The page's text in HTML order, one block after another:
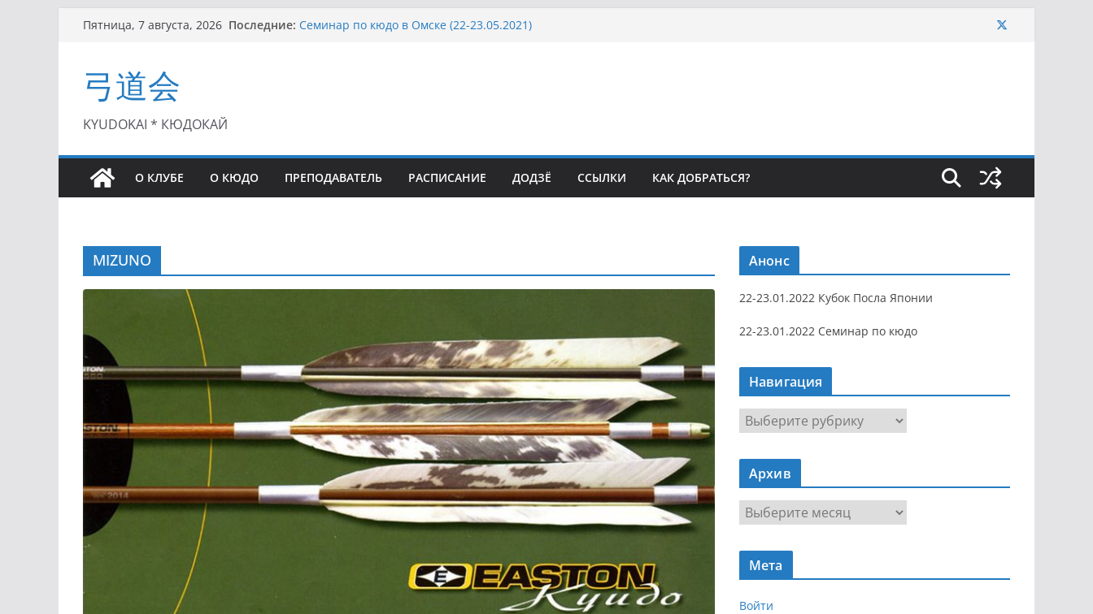
Перейти
Пятница, 7 августа, 2026 Последние: Семинар по кюдо в Омске (22-23.05.2021)
弓道会
KYUDOKAI * КЮДОКАЙ
О КЛУБЕ О КЮДО ПРЕПОДАВАТЕЛЬ РАСПИСАНИЕ ДОДЗЁ ССЫЛКИ КАК ДОБРАТЬСЯ?
MIZUNO Анонс
22-23.01.2022 Кубок Посла Японии
22-23.01.2022 Семинар по кюдо
Навигация
Н
а
в
г
я
Архив
р
х
Мета
Войти